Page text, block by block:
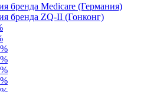
бренда Medicare (Германия)
бренда ZQ-II (Гонконг)